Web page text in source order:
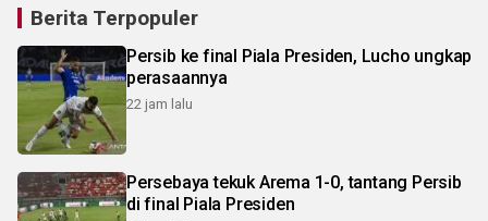
Berita Terpopuler
Persib ke final Piala Presiden, Lucho ungkap
perasaannya
22 jam lalu
Persebaya tekuk Arema 1-0, tantang Persib
di final Piala Presiden